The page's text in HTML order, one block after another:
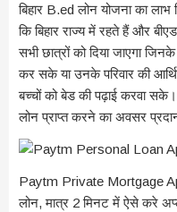
बिहार B.ed लोन योजना का लाभ
कि बिहार राज्य में रहते हैं और
सभी छात्रों को दिया जाएगा
कर सके या उनके परिवार की
बच्चों को बेड की पढ़ाई करवा
लोन प्राप्त करने का अवसर
Paytm Private Mortgage
लोन, मात्र 2 मिनट में ऐसे करे